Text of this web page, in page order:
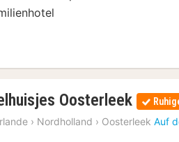
Oosterleek 2
ab
› Nordholland › Oosterleek Auf